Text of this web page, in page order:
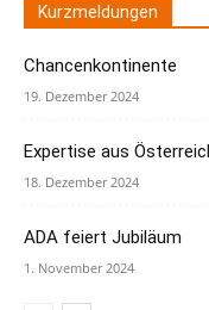
Kurzmeldungen
Chancenkontinente
19. Dezember 2024
Expertise aus
18. Dezember 2024
ADA feiert Jubiläum
1. November 2024